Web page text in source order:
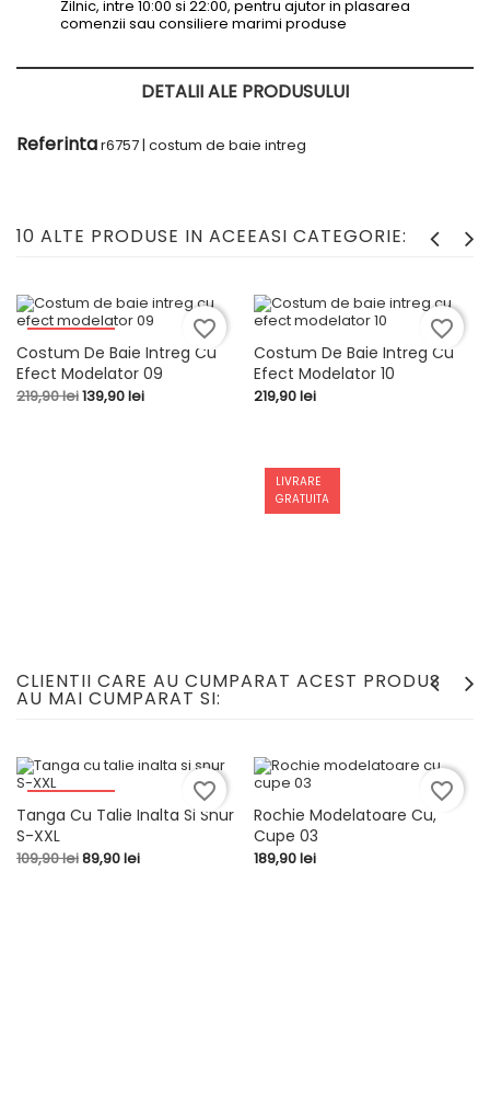
Zilnic, intre 10:00 si 22:00, pentru ajutor in plasarea
comenzii sau consiliere marimi produse
DETALII ALE PRODUSULUI
Referintar6757 | costum de baie intreg
10 ALTE PRODUSE IN ACEEASI CATEGORIE:
Costum De Baie Intreg Cu
Efect Modelator 09
Pret
219,90 leiPret
139,90 lei
-80,00 LEI
favorite_border
Costum De Baie Intreg Cu
Efect Modelator 10
Pret
219,90 lei
LIVRARE
GRATUITA
favorite_border
CLIENTII CARE AU CUMPARAT ACEST PRODUS
AU MAI CUMPARAT SI:
Tanga Cu Talie Inalta Si Snur
S-XXL
Pret
109,90 leiPret
89,90 lei
-20,00 LEI
favorite_border
Rochie Modelatoare Cu,
Cupe 03
Pret
189,90 lei
favorite_border